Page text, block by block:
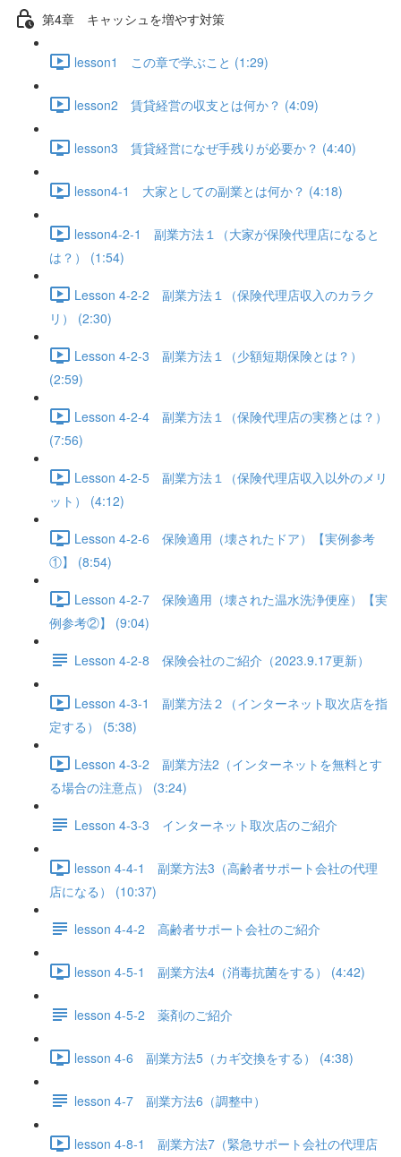
第4章 キャッシュを増やす対策
lesson1 この章で学ぶこと (1:29)
lesson2 賃貸経営の収支とは何か？ (4:09)
lesson3 賃貸経営になぜ手残りが必要か？ (4:40)
lesson4-1 大家としての副業とは何か？ (4:18)
lesson4-2-1 副業方法１（大家が保険代理店になると
は？） (1:54)
Lesson 4-2-2 副業方法１（保険代理店収入のカラク
リ） (2:30)
Lesson 4-2-3 副業方法１（少額短期保険とは？）
(2:59)
Lesson 4-2-4 副業方法１（保険代理店の実務とは？）
(7:56)
Lesson 4-2-5 副業方法１（保険代理店収入以外のメリ
ット） (4:12)
Lesson 4-2-6 保険適用（壊されたドア）【実例参考
①】 (8:54)
Lesson 4-2-7 保険適用（壊された温水洗浄便座）【実
例参考②】 (9:04)
Lesson 4-2-8 保険会社のご紹介（2023.9.17更新）
Lesson 4-3-1 副業方法２（インターネット取次店を指
定する） (5:38)
Lesson 4-3-2 副業方法2（インターネットを無料とす
る場合の注意点） (3:24)
Lesson 4-3-3 インターネット取次店のご紹介
lesson 4-4-1 副業方法3（高齢者サポート会社の代理
店になる） (10:37)
lesson 4-4-2 高齢者サポート会社のご紹介
lesson 4-5-1 副業方法4（消毒抗菌をする） (4:42)
lesson 4-5-2 薬剤のご紹介
lesson 4-6 副業方法5（カギ交換をする） (4:38)
lesson 4-7 副業方法6（調整中）
lesson 4-8-1 副業方法7（緊急サポート会社の代理店